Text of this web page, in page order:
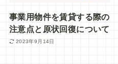
事業用物件を賃貸する際の
注意点と原状回復について
2023年9月14日